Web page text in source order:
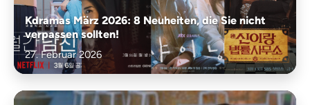
Kdramas März 2026: 8 Neuheiten, die Sie nicht
verpassen sollten!
27. Februar 2026